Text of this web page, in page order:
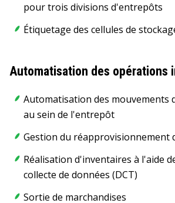
pour trois divisions d'entrepôts
Étiquetage des cellules de
Automatisation des opérations
Automatisation des mouvements
au sein de l'entrepôt
Gestion du réapprovisionnement
Réalisation d'inventaires à l'aide
collecte de données (DCT)
Sortie de marchandises